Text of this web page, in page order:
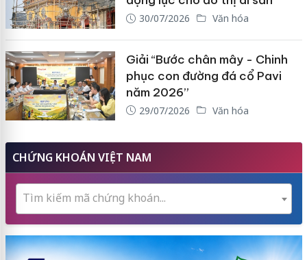
30/07/2026 Văn hóa
Giải “Bước chân mây - Chinh
phục con đường đá cổ Pavi
năm 2026”
29/07/2026 Văn hóa
CHỨNG KHOÁN VIỆT NAM
Tìm kiếm mã chứng khoán...